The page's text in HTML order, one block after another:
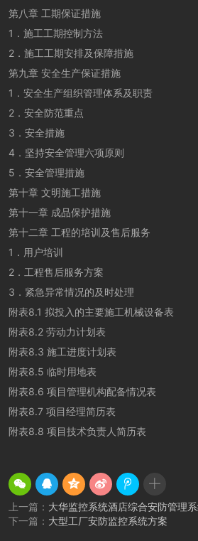
第八章 工期保证措施
1．施工工期控制方法
2．施工工期安排及保障措施
第九章 安全生产保证措施
1．安全生产组织管理体系及职责
2．安全防范重点
3．安全措施
4．坚持安全管理六项原则
5．安全管理措施
第十章 文明施工措施
第十一章 成品保护措施
第十二章 工程的培训及售后服务
1．用户培训
2．工程售后服务方案
3．紧急异常情况的及时处理
附表8.1 拟投入的主要施工机械设备表
附表8.2 劳动力计划表
附表8.3 施工进度计划表
附表8.5 临时用地表
附表8.6 项目管理机构配备情况表
附表8.7 项目经理简历表
附表8.8 项目技术负责人简历表
上一篇： 大华监控系统酒店综合安防管理
下一篇： 大型工厂安防监控系统方案